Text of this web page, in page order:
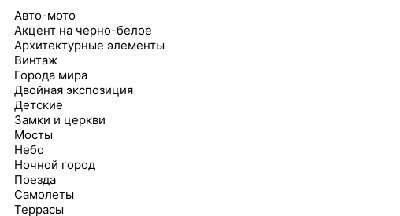
Авто-мото
Акцент на черно-белое
Архитектурные элементы
Винтаж
Города мира
Двойная экспозиция
Детские
Замки и церкви
Мосты
Небо
Ночной город
Поезда
Самолеты
Террасы